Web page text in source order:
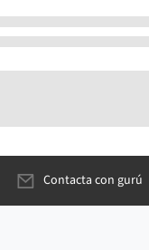
Contacta con gurú